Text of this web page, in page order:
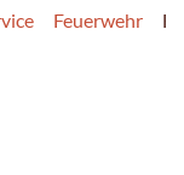
Feuerwehr